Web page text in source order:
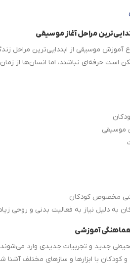
آموزش موسیقی از ابتدایی‌ترین مراحل
است حرفه‌ای نباشند، اما انسان‌ها از
موسیقی
مخصوص کودکان
به دلیل نیاز به فعالیت بدنی و روحی
محیطی جدید و تجربیات جدیدی وارد
با ابزارها و سازهای مختلف آشنا